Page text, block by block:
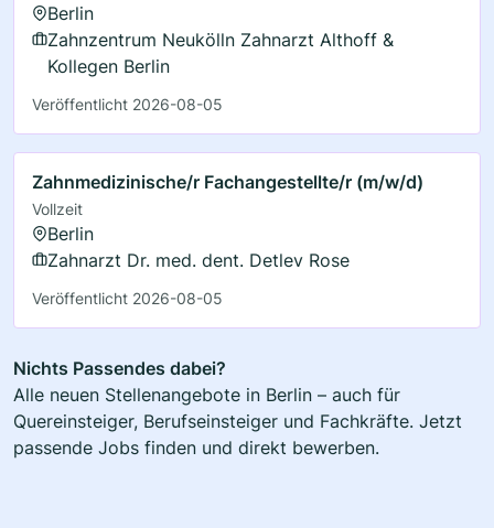
Berlin
Zahnzentrum Neukölln Zahnarzt Althoff &
Kollegen Berlin
Veröffentlicht 2026-08-05
Zahnmedizinische/r Fachangestellte/r (m/w/d)
Vollzeit
Berlin
Zahnarzt Dr. med. dent. Detlev Rose
Veröffentlicht 2026-08-05
Nichts Passendes dabei?
Alle neuen Stellenangebote in Berlin – auch für
Quereinsteiger, Berufseinsteiger und Fachkräfte. Jetzt
passende Jobs finden und direkt bewerben.